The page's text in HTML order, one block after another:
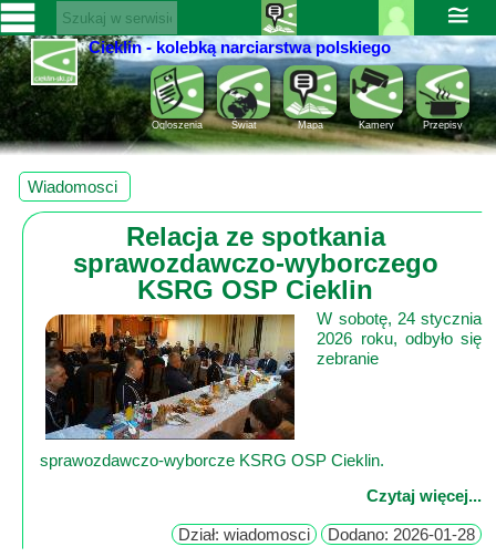
SERWISY
CIEKLIN-
SKI.PL
Wiadomości
Kultura
Fotorelacja
regionu
Narty
Filmy
Zaloguj
się ››
Rejestracja
Pomoc
≅
Cieklin - kolebką narciarstwa polskiego
Przepisy
Kamery
Mapa
Świat
Ogloszenia
Wiadomosci
Relacja ze spotkania
sprawozdawczo-wyborczego
KSRG OSP Cieklin
W sobotę, 24 stycznia
2026 roku, odbyło się
zebranie
sprawozdawczo‑wyborcze KSRG OSP Cieklin.
Czytaj więcej...
Dział: wiadomosci
Dodano: 2026-01-28